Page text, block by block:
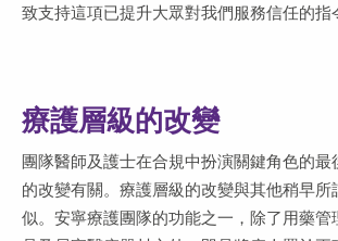
致支持這項已提升大眾對我們服務信任的指
療護層級的改變
團隊醫師及護士在合規中扮演關鍵角色的最
的改變有關。療護層級的改變與其他稍早
似。安寧療護團隊的功能之一，除了用藥管